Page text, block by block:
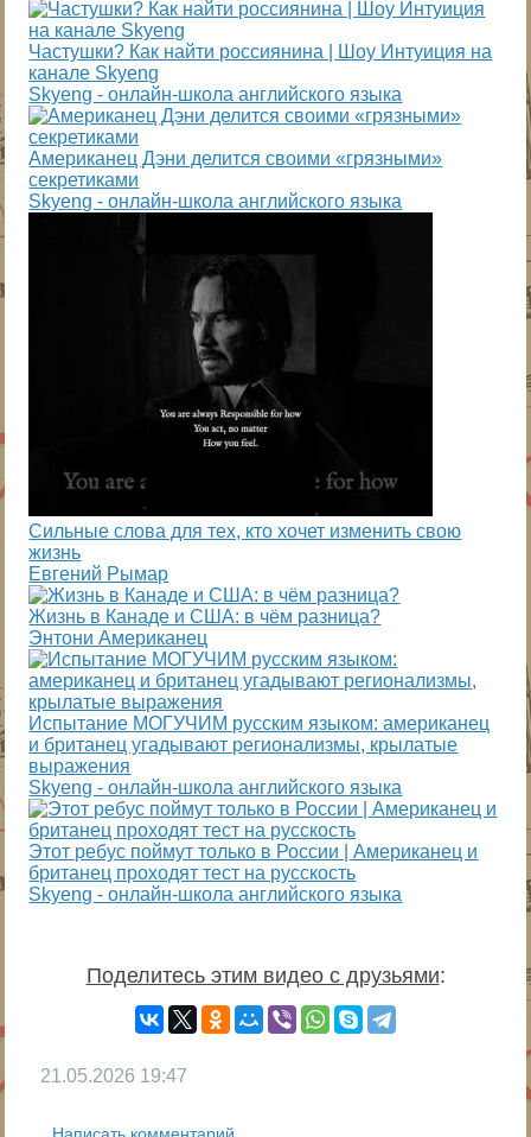
Частушки? Как найти россиянина | Шоу Интуиция на
канале Skyeng
Skyeng - онлайн-школа английского языка
Американец Дэни делится своими «грязными»
секретиками
Skyeng - онлайн-школа английского языка
Сильные слова для тех, кто хочет изменить свою
жизнь
Евгений Рымар
Жизнь в Канаде и США: в чём разница?
Энтони Американец
Испытание МОГУЧИМ русским языком: американец
и британец угадывают регионализмы, крылатые
выражения
Skyeng - онлайн-школа английского языка
Этот ребус поймут только в России | Американец и
британец проходят тест на русскость
Skyeng - онлайн-школа английского языка
Поделитесь этим видео с друзьями:
21.05.2026 19:47